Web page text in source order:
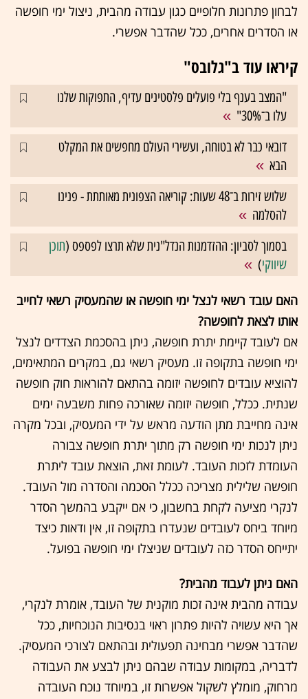
לבחון פתרונות חלופיים כגון עבודה מהבית, ניצול ימי חופשה
או הסדרים אחרים, ככל שהדבר אפשרי.
קיראו עוד ב"גלובס"
"המצב בענף בלי פועלים פלסטינים עדיף, התפוקות שלנו
עלו ב־30%"
דובאי כבר לא בטוחה, ועשירי העולם מחפשים את המקלט
הבא
שלוש זירות ב־48 שעות: קוריאה הצפונית מאותתת - פנינו
להסלמה
בסמוך לסביון: ההזדמנות הנדל"נית שלא תרצו לפספס (תוכן
שיווקי)
האם עובד רשאי לנצל ימי חופשה או שהמעסיק רשאי לחייב
אותו לצאת לחופשה?
אם לעובד קיימת יתרת חופשה, ניתן בהסכמת הצדדים לנצל
ימי חופשה בתקופה זו. מעסיק רשאי גם, במקרים המתאימים,
להוציא עובדים לחופשה יזומה בהתאם להוראות חוק חופשה
שנתית. ככלל, חופשה יזומה שאורכה פחות משבעה ימים
אינה מחייבת מתן הודעה מראש על ידי המעסיק, ובכל מקרה
ניתן לנכות ימי חופשה רק מתוך יתרת חופשה צבורה
העומדת לזכות העובד. לעומת זאת, הוצאת עובד ליתרת
חופשה שלילית מצריכה ככלל הסכמה והסדרה מול העובד.
לנקרי מציעה לקחת בחשבון, כי אם ייקבע בהמשך הסדר
מיוחד ביחס לעובדים שנעדרו בתקופה זו, אין ודאות כיצד
יתייחס הסדר כזה לעובדים שניצלו ימי חופשה בפועל.
האם ניתן לעבוד מהבית?
עבודה מהבית אינה זכות מוקנית של העובד, אומרת לנקרי,
אך היא עשויה להיות פתרון ראוי בנסיבות הנוכחיות, ככל
שהדבר אפשרי מבחינה תפעולית ובהתאם לצורכי המעסיק.
לדבריה, במקומות עבודה שבהם ניתן לבצע את העבודה
מרחוק, מומלץ לשקול אפשרות זו, במיוחד נוכח העובדה